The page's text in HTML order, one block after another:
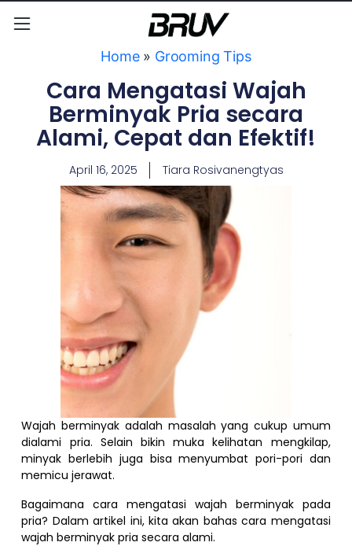
Home» Grooming Tips
Cara Mengatasi Wajah
Berminyak Pria secara
Alami, Cepat dan Efektif!
April 16, 2025 Tiara Rosivanengtyas
Wajah berminyak adalah masalah yang cukup umum
dialami pria. Selain bikin muka kelihatan mengkilap,
minyak berlebih juga bisa menyumbat pori-pori dan
memicu jerawat.
Bagaimana cara mengatasi wajah berminyak pada
pria? Dalam artikel ini, kita akan bahas cara mengatasi
wajah berminyak pria secara alami.